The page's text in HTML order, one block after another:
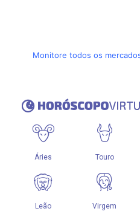
Monitore todos os